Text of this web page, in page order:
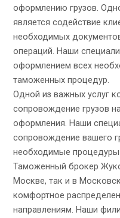
оформлению грузов.
является содействие
необходимых
операций. Наши
оформлением всех
таможенных процедур.
Одной из важных услуг
сопровождение грузов
оформления. Наши
сопровождение вашего
необходимые
Таможенный брокер
Москве, так и в
комфортное
направлениям. Наши